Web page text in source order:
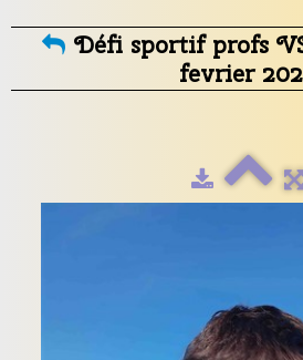
Défi sportif profs
fevrier